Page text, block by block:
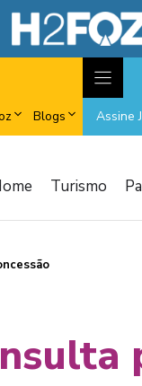
Blogs Assine
Turismo